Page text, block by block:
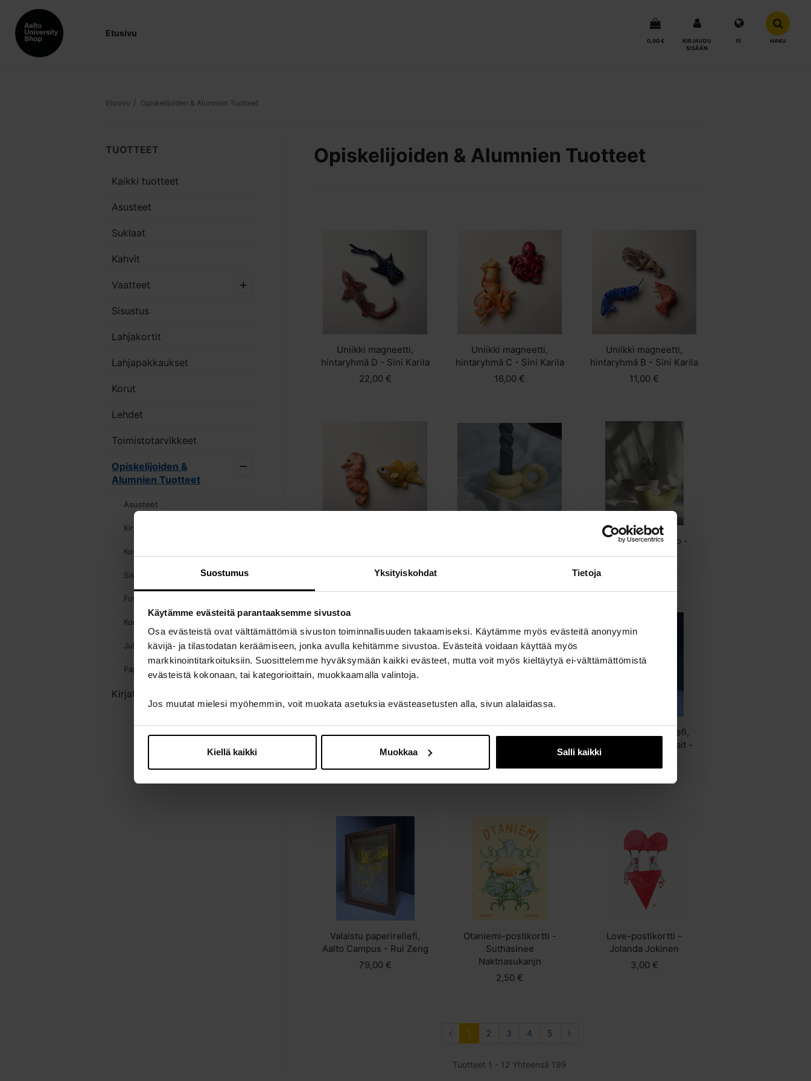
Suostumus Yksityiskohdat Tietoja
Käytämme evästeitä parantaaksemme sivustoa
Osa evästeistä ovat välttämättömiä sivuston toiminnallisuuden takaamiseksi. Käytämme myös evästeitä anonyymin
kävijä- ja tilastodatan keräämiseen, jonka avulla kehitämme sivustoa. Evästeitä voidaan käyttää myös
markkinointitarkoituksiin. Suosittelemme hyväksymään kaikki evästeet, mutta voit myös kieltäytyä ei-välttämättömistä
evästeistä kokonaan, tai kategorioittain, muokkaamalla valintoja.
Jos muutat mielesi myöhemmin, voit muokata asetuksia evästeasetusten alla, sivun alalaidassa.
Kiellä kaikki Muokkaa Salli kaikki
Etusivu
0,00 €
KIRJAUDU
SISÄÄN
FI HAKU
Etusivu Opiskelijoiden & Alumnien Tuotteet
TUOTTEET
Kaikki tuotteet
Asusteet
Suklaat
Kahvit
Vaatteet
Sisustus
Lahjakortit
Lahjapakkaukset
Korut
Lehdet
Toimistotarvikkeet
Opiskelijoiden &
Alumnien Tuotteet
Asusteet
Kirjat
Kosmetiikka
Sisustus
Fotoworks-valokuvatulosteet
Korut
Julisteet & kehykset
Paperituotteet
Kirjat
Opiskelijoiden & Alumnien Tuotteet
Uniikki magneetti,
hintaryhmä D - Sini Karila
22,00 €
Uniikki magneetti,
hintaryhmä C - Sini Karila
16,00 €
Uniikki magneetti,
hintaryhmä B - Sini Karila
11,00 €
hintaryhmä A - Sini Karila
9,00 €
Kuo
Macaroni-maljakko -
Chien-Chi Kuo
Uniikki taidemagneetti -
Valaistu paperireliefi,
Valaistu paperireliefi,
Where the Birds Wait -
Valaistu paperireliefi,
Aalto Campus - Rui Zeng
79,00 €
Otaniemi-postikortti -
Suthasinee
Naktnasukanjn
2,50 €
Love-postikortti -
Jolanda Jokinen
3,00 €
1 2 3 4 5
Tuotteet 1 - 12 Yhteensä 199